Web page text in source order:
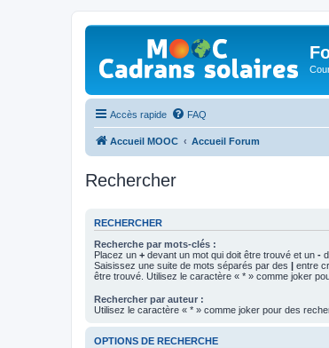
Accès rapide FAQ
Accueil MOOC Accueil Forum
Rechercher
RECHERCHER
Recherche par mots-clés :
Placez un + devant un mot qui doit être trouvé et un -
Saisissez une suite de mots séparés par des | entre
être trouvé. Utilisez le caractère « * » comme joker
Rechercher par auteur :
Utilisez le caractère « * » comme joker pour des
OPTIONS DE RECHERCHE